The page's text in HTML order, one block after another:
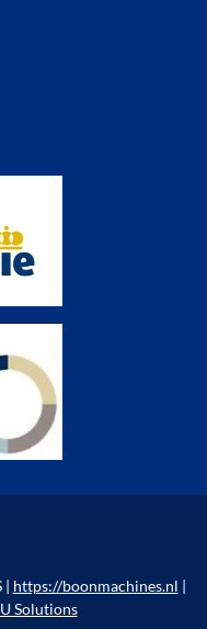
| https://boonmachines.nl |
Solutions